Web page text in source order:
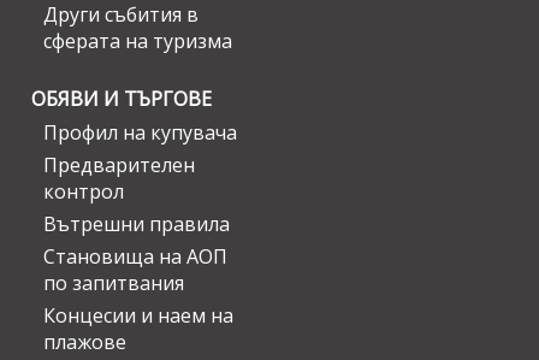
Други събития в
сферата на туризма
ОБЯВИ И ТЪРГОВЕ
Профил на купувача
Предварителен
контрол
Вътрешни правила
Становища на АОП
по запитвания
Концесии и наем на
плажове